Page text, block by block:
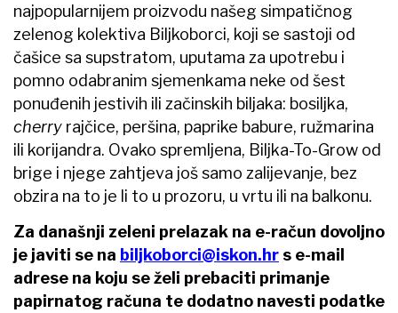
najpopularnijem proizvodu našeg simpatičnog
zelenog kolektiva Biljkoborci, koji se sastoji od
čašice sa supstratom, uputama za upotrebu i
pomno odabranim sjemenkama neke od šest
ponuđenih jestivih ili začinskih biljaka: bosiljka,
cherry rajčice, peršina, paprike babure, ružmarina
ili korijandra. Ovako spremljena, Biljka-To-Grow od
brige i njege zahtjeva još samo zalijevanje, bez
obzira na to je li to u prozoru, u vrtu ili na balkonu.
Za današnji zeleni prelazak na e-račun dovoljno
je javiti se na biljkoborci@iskon.hr s e-mail
adrese na koju se želi prebaciti primanje
papirnatog računa te dodatno navesti podatke